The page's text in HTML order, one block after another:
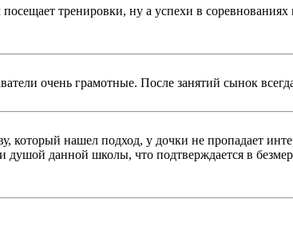
тренировки, ну а успехи в соревнованиях
очень грамотные. После занятий сынок
который нашел подход, у дочки не пропадает
душой данной школы, что подтверждается в